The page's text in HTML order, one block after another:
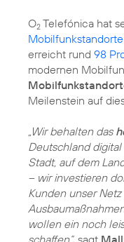
O2 Telefónica hat
erreicht rund 98
modernen
Meilenstein auf
„Wir behalten das
Deutschland
Stadt, auf dem
– wir investieren
Kunden unser
wollen ein noch
schaffen“, sagt